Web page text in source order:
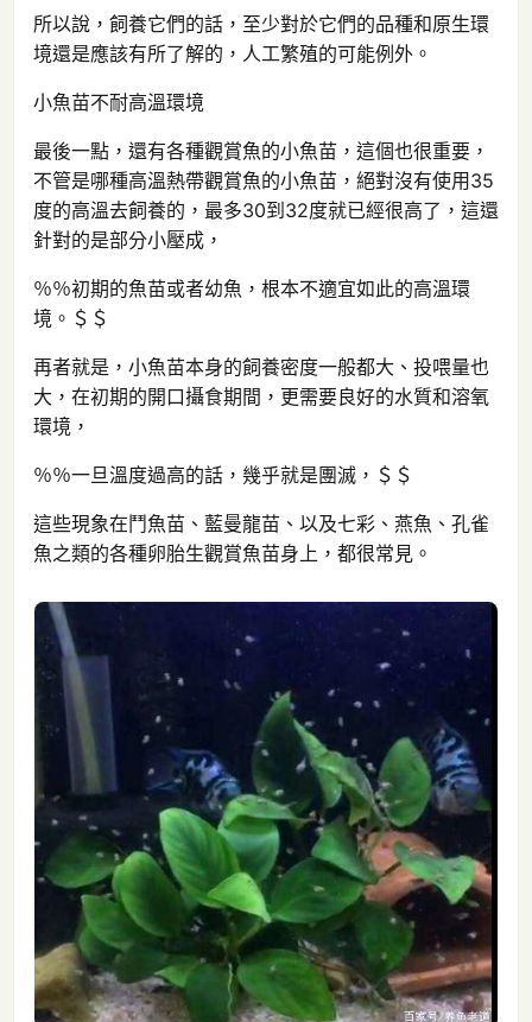
所以說，飼養它們的話，至少對於它們的品種和原生環
境還是應該有所了解的，人工繁殖的可能例外。
小魚苗不耐高溫環境
最後一點，還有各種觀賞魚的小魚苗，這個也很重要，
不管是哪種高溫熱帶觀賞魚的小魚苗，絕對沒有使用35
度的高溫去飼養的，最多30到32度就已經很高了，這還
針對的是部分小壓成，
％％初期的魚苗或者幼魚，根本不適宜如此的高溫環
境。＄＄
再者就是，小魚苗本身的飼養密度一般都大、投喂量也
大，在初期的開口攝食期間，更需要良好的水質和溶氧
環境，
％％一旦溫度過高的話，幾乎就是團滅，＄＄
這些現象在鬥魚苗、藍曼龍苗、以及七彩、燕魚、孔雀
魚之類的各種卵胎生觀賞魚苗身上，都很常見。